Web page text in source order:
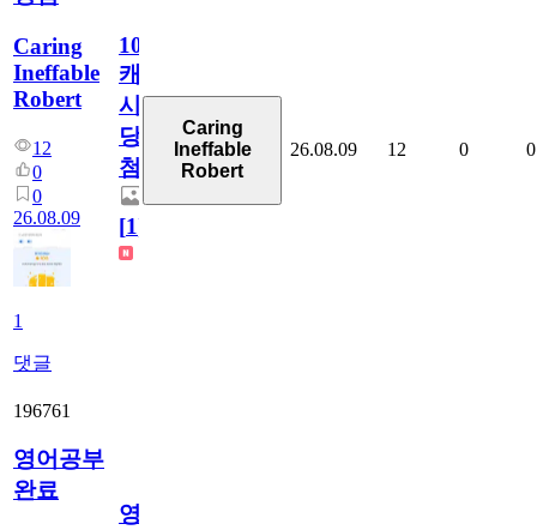
Caring
Ineffable
Robert
12
0
0
26.08.09
1
댓글
100
캐
시
당
첨
[1]
Caring
Ineffable
Robert
26.08.09 12 0 0
196761
영어공부
완료
영